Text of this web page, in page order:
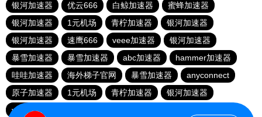
银河加速器
优云666 白鲸加速器
蜜蜂加速器
银河加速器
1元机场 青柠加速器
银河加速器
银河加速器
速鹰666 veee加速器
银河加速器
暴雪加速器
暴雪加速器 abc加速器
hammer加速器
哇哇加速器
海外梯子官网 暴雪加速器
anyconnect
原子加速器
1元机场 青柠加速器
银河加速器
vp(永久免费)加速器